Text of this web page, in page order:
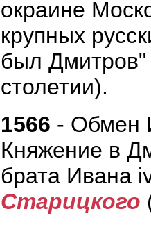
окраине
крупных
был
столетии).
1566 - Обмен
Княжение в
брата Ивана
Старицкого